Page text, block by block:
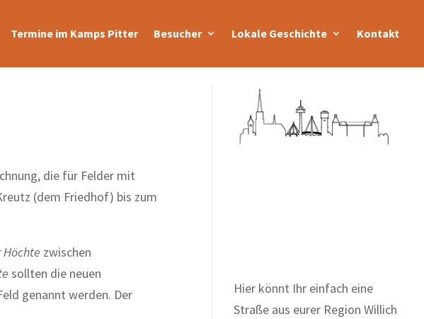
Termine im Kamps Pitter Besucher Lokale Geschichte Kontakt
die für Felder mit
(dem Friedhof) bis zum
zwischen
sollten die neuen
genannt werden. Der
Hier könnt Ihr einfach eine
Straße aus eurer Region Willich